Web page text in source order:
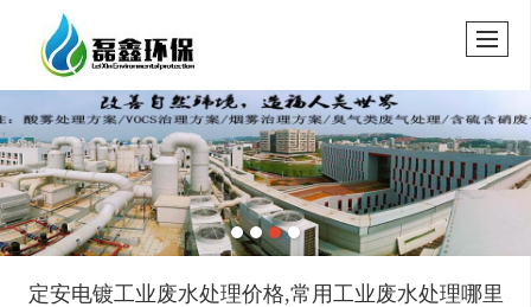
定安电镀工业废水处理价格,常用工业废水处理哪里